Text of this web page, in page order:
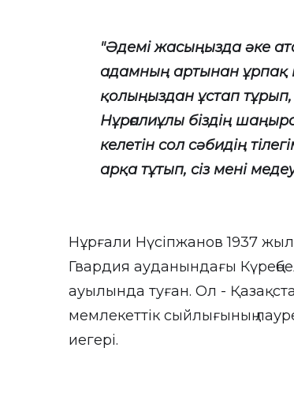
"Әдемі жасыңызда әке
адамның артынан ұрпақ
қолыңыздан ұстап тұрып,
Нұрғалиұлы біздің
келетін сол сәбидің
арқа тұтып, сіз мені
Нұрғали Нүсіпжанов 1937
Гвардия ауданындағы
ауылында туған. Ол -
мемлекеттік сыйлығының
иегері.